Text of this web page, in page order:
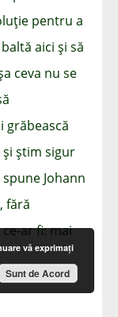
pentru a
aici și să
ceva nu se
grăbească
știm sigur
Johann
fără
ar fi: mai
vă exprimaţi
Sunt de Acord